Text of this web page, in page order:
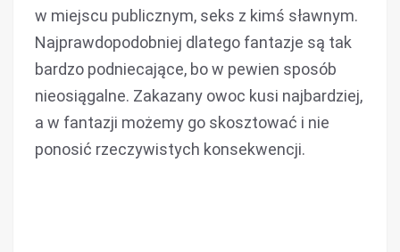
w miejscu publicznym, seks z kimś sławnym.
Najprawdopodobniej dlatego fantazje są tak
bardzo podniecające, bo w pewien sposób
nieosiągalne. Zakazany owoc kusi najbardziej,
a w fantazji możemy go skosztować i nie
ponosić rzeczywistych konsekwencji.